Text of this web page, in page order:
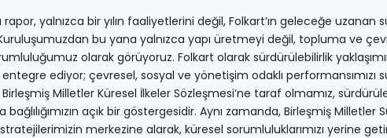
rapor, yalnızca bir yılın faaliyetlerini değil, Folkart’ın geleceğe uzanan
Kuruluşumuzdan bu yana yalnızca yapı üretmeyi değil, topluma ve
olarak görüyoruz. Folkart olarak sürdürülebilirlik
ediyor; çevresel, sosyal ve yönetişim odaklı performansımızı
Milletler Küresel İlkeler Sözleşmesi’ne taraf olmamız,
açık bir göstergesidir. Aynı zamanda, Birleşmiş Milletler
stratejilerimizin merkezine alarak, küresel sorumluluklarımızı yerine